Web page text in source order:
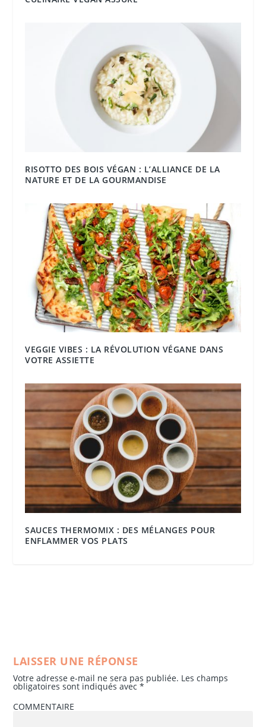
RISOTTO DES BOIS VÉGAN : L’ALLIANCE DE LA
NATURE ET DE LA GOURMANDISE
VEGGIE VIBES : LA RÉVOLUTION VÉGANE DANS
VOTRE ASSIETTE
SAUCES THERMOMIX : DES MÉLANGES POUR
ENFLAMMER VOS PLATS
LAISSER UNE RÉPONSE
Votre adresse e-mail ne sera pas publiée. Les champs
obligatoires sont indiqués avec*
COMMENTAIRE